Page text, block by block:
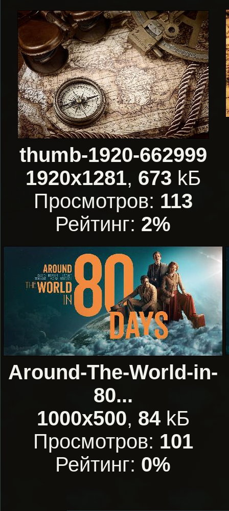
thumb-1920-662999
1920x1281, 673 kБ
Просмотров: 113
Рейтинг: 2%
Around-The-World-in-
80...
1000x500, 84kБ
Просмотров: 101
Рейтинг: 0%